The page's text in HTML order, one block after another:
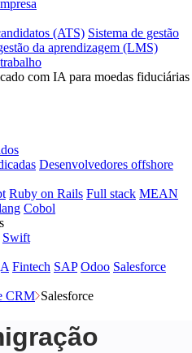
(ATS) Sistema de gestão
da aprendizagem (LMS)
com IA para moedas fiduciárias
Desenvolvedores offshore
Ruby on Rails Full stack MEAN
Cobol
Swift
Fintech SAP Odoo Salesforce
CRM Salesforce